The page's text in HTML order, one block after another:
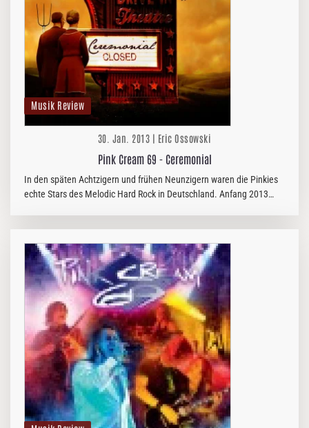
Musik Review
30. Jan. 2013 | Eric Ossowski
Pink Cream 69 - Ceremonial
In den späten Achtzigern und frühen Neunzigern waren die Pinkies
echte Stars des Melodic Hard Rock in Deutschland. Anfang 2013